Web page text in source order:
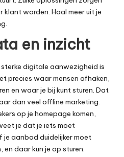
worden. Haal meer uit je
.
en inzicht
digitale aanwezigheid is
precies waar mensen afhaken,
en waar je bij kunt sturen. Dat
dan veel offline marketing.
op je homepage komen,
je dat je iets moet
je aanbod duidelijker moet
daar kun je op sturen.